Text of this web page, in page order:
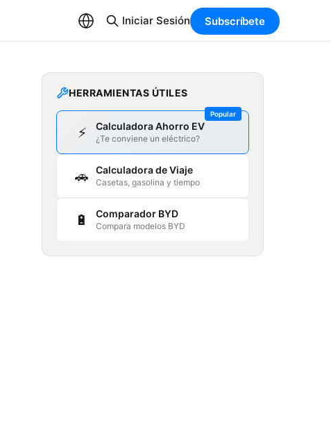
Iniciar Sesión Subscríbete
HERRAMIENTAS ÚTILES
Popular
⚡ Calculadora Ahorro EV
¿Te conviene un eléctrico?
🚗 Calculadora de Viaje
Casetas, gasolina y tiempo
🔋 Comparador BYD
Compara modelos BYD